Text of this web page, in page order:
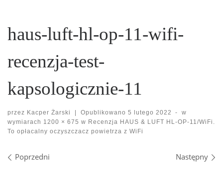
haus-luft-hl-op-11-wifi-
recenzja-test-
kapsologicznie-11
przez Kacper Żarski | Opublikowano 5 lutego 2022 -
w
wymiarach 1200 × 675 w Recenzja HAUS & LUFT HL-OP-11/WiFi.
To opłacalny oczyszczacz powietrza z WiFi
Nawigacja po obrazach
Poprzedni Następny